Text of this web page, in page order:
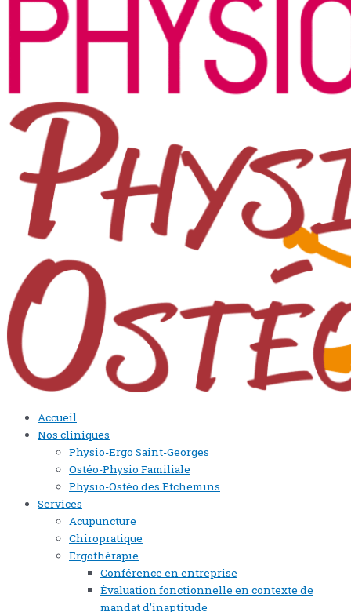
Accueil
Nos cliniques
Physio-Ergo Saint-Georges
Ostéo-Physio Familiale
Physio-Ostéo des Etchemins
Services
Acupuncture
Chiropratique
Ergothérapie
Conférence en entreprise
Évaluation fonctionnelle en contexte de
mandat d’inaptitude